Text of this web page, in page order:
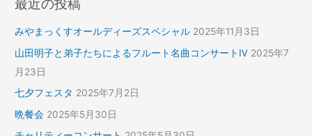
最近の投稿
みやまっくすオールディーズスペシャル 2025年11月3日
山田明子と弟子たちによるフルート名曲コンサートⅣ 2025年7
月23日
七夕フェスタ 2025年7月2日
晩餐会 2025年5月30日